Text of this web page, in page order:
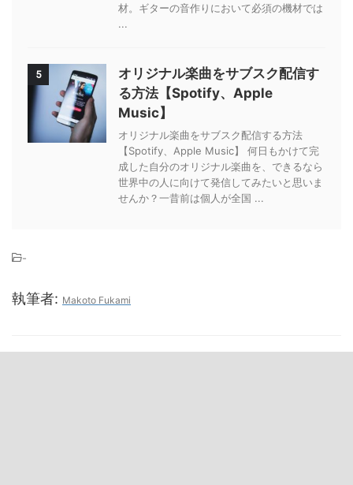
材。ギターの音作りにおいて必須の機材では
...
5
オリジナル楽曲をサブスク配信す
る方法【Spotify、Apple
Music】
オリジナル楽曲をサブスク配信する方法
【Spotify、Apple Music】 何日もかけて完
成した自分のオリジナル楽曲を、できるなら
世界中の人に向けて発信してみたいと思いま
せんか？一昔前は個人が全国 ...
-
執筆者: Makoto Fukami